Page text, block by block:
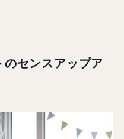
センスアップア